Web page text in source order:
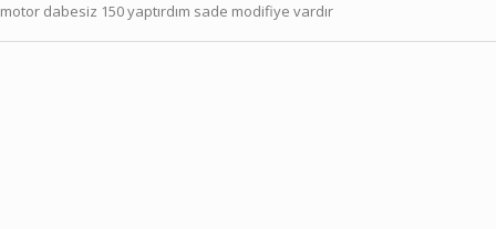
motor dabesiz 150 yaptırdım sade modifiye vardır